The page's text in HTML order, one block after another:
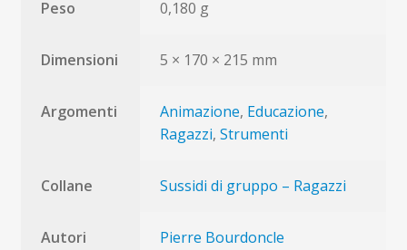
Peso 0,180 g
Dimensioni 5 × 170 × 215 mm
Argomenti Animazione, Educazione,
Ragazzi,Strumenti
Collane Sussidi di gruppo – Ragazzi
Autori Pierre Bourdoncle